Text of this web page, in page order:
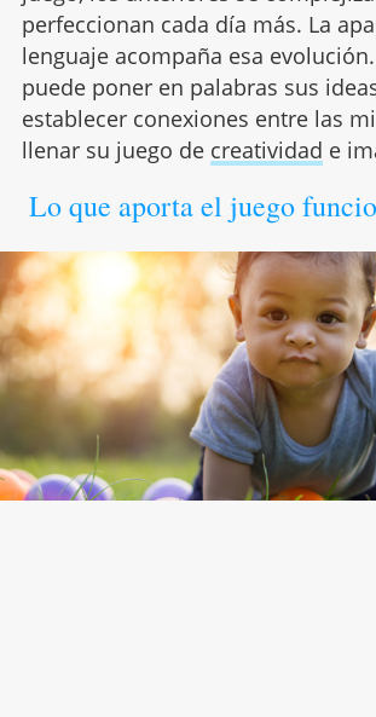
perfeccionan cada día más. La
lenguaje acompaña esa
puede poner en palabras sus
establecer conexiones entre las
llenar su juego de creatividad e
Lo que aporta el juego